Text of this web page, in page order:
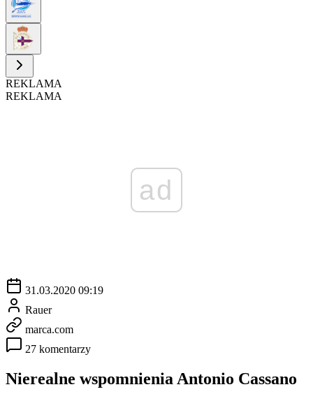
REKLAMA
REKLAMA
ad
31.03.2020 09:19
Rauer
marca.com
27 komentarzy
Nierealne wspomnienia Antonio Cassano